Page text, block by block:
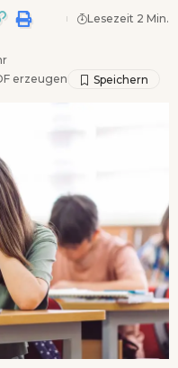
erzeugen
Lesezeit 2 Min.